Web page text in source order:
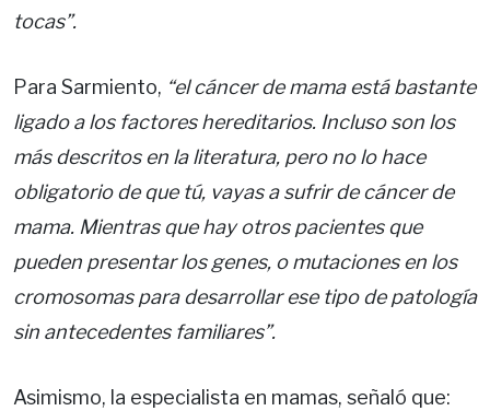
tocas”.
Para Sarmiento, “el cáncer de mama está bastante
ligado a los factores hereditarios. Incluso son los
más descritos en la literatura, pero no lo hace
obligatorio de que tú, vayas a sufrir de cáncer de
mama. Mientras que hay otros pacientes que
pueden presentar los genes, o mutaciones en los
cromosomas para desarrollar ese tipo de patología
sin antecedentes familiares”.
Asimismo, la especialista en mamas, señaló que: